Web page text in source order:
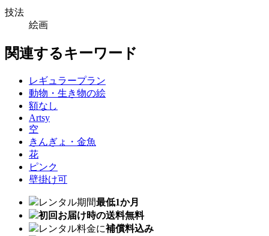
技法
絵画
関連するキーワード
レギュラープラン
動物・生き物の絵
額なし
Artsy
空
きんぎょ・金魚
花
ピンク
壁掛け可
レンタル期間最低1か月
初回お届け時の送料無料
レンタル料金に補償料込み